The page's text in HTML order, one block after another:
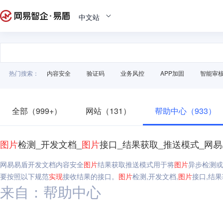
中文站
热门搜索： 内容安全 验证码 业务风控 APP加固 智能审
全部（999+） 网站（131） 帮助中心（933）
图片检测_开发文档_ 图片接口_结果获取_推送模式_网
网易易盾开发文档内容安全图片结果获取推送模式用于将图片异步检测
要按照以下规范实现接收结果的接口。 图片检测,开发文档,图片接口,结
来自：帮助中心